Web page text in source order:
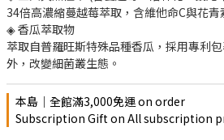
34倍高濃縮蔓越莓萃取，含維他命C與花青
◈ 香瓜萃取物
萃取自普羅旺斯特殊品種香瓜，採用專利
外，改變細菌叢生態。
本島│全館滿3,000免運 on order
Subscription Gift on All subscription